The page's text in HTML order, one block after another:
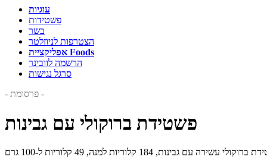
עוגיות
פשטידות
בשר
הצטרפות לניוזלטר
אפליקציית Foods
הרשמה לוובינר
סרגל נגישות
- פרסומת -
פשטידת ברוקולי עם גבינות
עשירה עם גבינות, 184 קלוריות למנה, 49 קלוריות ל-100 גרם